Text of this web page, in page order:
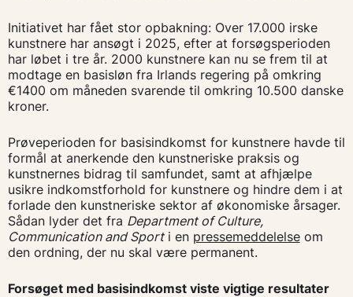
Initiativet har fået stor opbakning: Over 17.000 irske
kunstnere har ansøgt i 2025, efter at forsøgsperioden
har løbet i tre år. 2000 kunstnere kan nu se frem til at
modtage en basisløn fra Irlands regering på omkring
€1400 om måneden svarende til omkring 10.500 danske
kroner.
Prøveperioden for basisindkomst for kunstnere havde til
formål at anerkende den kunstneriske praksis og
kunstnernes bidrag til samfundet, samt at afhjælpe
usikre indkomstforhold for kunstnere og hindre dem i at
forlade den kunstneriske sektor af økonomiske årsager.
Sådan lyder det fra Department of Culture,
Communication and Sporti en pressemeddelelseom
den ordning, der nu skal være permanent.
Forsøget med basisindkomst viste vigtige resultater